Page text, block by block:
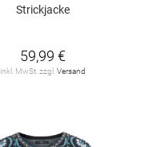
Strickjacke
59,99 €
inkl. MwSt. zzgl. Versand